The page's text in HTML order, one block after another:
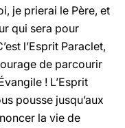
je prierai le Père, et
qui sera pour
l’Esprit Paraclet,
de parcourir
! L’Esprit
pousse jusqu’aux
la vie de